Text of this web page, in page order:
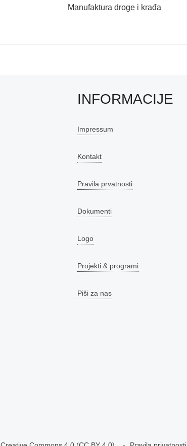
Next
Manufaktura droge i krađa
INFORMACIJE
Impressum
Kontakt
Pravila prvatnosti
Dokumenti
Logo
Projekti & programi
Piši za nas